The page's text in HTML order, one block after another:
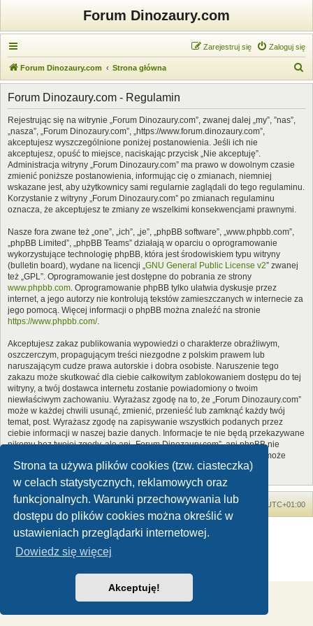
Strona ta używa plików cookies (tzw. ciasteczka)
w celach statystycznych, reklamowych oraz
funkcjonalnych. Warunki przechowywania lub
dostępu do plików cookies można określić w
ustawieniach przeglądarki internetowej.
Dowiedz się więcej
Akceptuję!
Forum Dinozaury.com
Zaloguj się
Zarejestruj się
Forum Dinozaury.com Strona główna
z
Forum Dinozaury.com - Regulamin
Rejestrując się na witrynie „Forum Dinozaury.com”, zwanej dalej „my”, ”nas”,
„nasza”, „Forum Dinozaury.com”, „https://www.forum.dinozaury.com”,
akceptujesz wyszczególnione poniżej postanowienia. Jeśli ich nie
akceptujesz, opuść to miejsce, naciskając przycisk „Nie akceptuję”.
Administracja witryny „Forum Dinozaury.com” ma prawo w dowolnym czasie
zmienić poniższe postanowienia, informując cię o zmianach, niemniej
wskazane jest, aby użytkownicy sami regularnie zaglądali do tego regulaminu.
Korzystanie z witryny „Forum Dinozaury.com” po zmianach regulaminu
oznacza, że akceptujesz te zmiany ze wszelkimi konsekwencjami prawnymi.
Nasze fora zwane też „one”, „ich”, „je”, „phpBB software”, „www.phpbb.com”,
„phpBB Limited”, „phpBB Teams” działają w oparciu o oprogramowanie
wykorzystujące technologię phpBB, która jest środowiskiem typu witryny
(bulletin board), wydane na licencji „GNU General Public License v2” zwanej
też „GPL”. Oprogramowanie jest dostępne do pobrania ze strony
www.phpbb.com. Oprogramowanie phpBB tylko ułatwia dyskusje przez
internet, a jego autorzy nie kontrolują tekstów zamieszczanych w internecie za
jego pomocą. Więcej informacji o phpBB można znaleźć na stronie
https://www.phpbb.com/.
Akceptujesz zakaz publikowania wypowiedzi o charakterze obraźliwym,
oszczerczym, propagującym treści niezgodne z polskim prawem lub
naruszającym cudze prawa autorskie i dobra osobiste. Naruszenie tego
zakazu może skutkować dla ciebie całkowitym zablokowaniem dostępu do tej
witryny, a twój dostawca internetu zostanie powiadomiony o twoim
niewłaściwym zachowaniu. Wyrażasz zgodę na to, że „Forum Dinozaury.com”
może w każdej chwili usunąć, zmienić, przenieść lub zamknąć każdy twój
temat, post. Wyrażasz zgodę na zapisywanie wszystkich podanych przez
ciebie informacji w naszej bazie danych. Informacje te nie będą przekazywane
nikomu bez twojej zgody, ale ani „Forum Dinozaury.com”, ani phpBB nie
ponosi odpowiedzialności za włamania do witryny, podczas których może
dojść do kradzieży danych.
Forum Dinozaury.com Strona główna Strefa czasowa UTC+01:00
Dinozaury.com© 2006-2020
Polski pakiet językowy dostarcza